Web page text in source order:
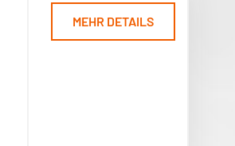
MEHR DETAILS